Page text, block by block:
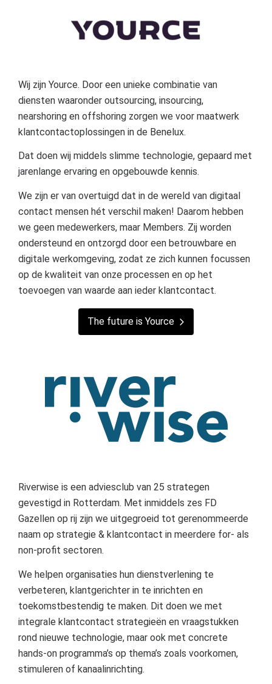
Wij zijn Yource. Door een unieke combinatie van
diensten waaronder outsourcing, insourcing,
nearshoring en offshoring zorgen we voor maatwerk
klantcontactoplossingen in de Benelux.
Dat doen wij middels slimme technologie, gepaard met
jarenlange ervaring en opgebouwde kennis.
We zijn er van overtuigd dat in de wereld van digitaal
contact mensen hét verschil maken! Daarom hebben
we geen medewerkers, maar Members. Zij worden
ondersteund en ontzorgd door een betrouwbare en
digitale werkomgeving, zodat ze zich kunnen focussen
op de kwaliteit van onze processen en op het
toevoegen van waarde aan ieder klantcontact.
The future is Yource
Riverwise is een adviesclub van 25 strategen
gevestigd in Rotterdam. Met inmiddels zes FD
Gazellen op rij zijn we uitgegroeid tot gerenommeerde
naam op strategie & klantcontact in meerdere for- als
non-profit sectoren.
We helpen organisaties hun dienstverlening te
verbeteren, klantgerichter in te inrichten en
toekomstbestendig te maken. Dit doen we met
integrale klantcontact strategieën en vraagstukken
rond nieuwe technologie, maar ook met concrete
hands-on programma’s op thema’s zoals voorkomen,
stimuleren of kanaalinrichting.